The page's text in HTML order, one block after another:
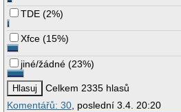
TDE (2%)
Xfce (15%)
jiné/žádné (23%)
Celkem 2335 hlasů
Komentářů: 30, poslední 3.4. 20:20